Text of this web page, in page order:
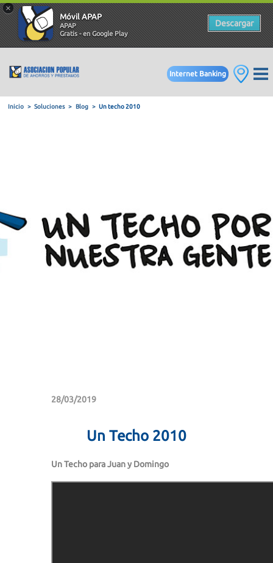
×
Móvil APAP
APAP
Gratis - en Google Play
Descargar
Internet Banking
28/03/2019
Un Techo 2010
Un Techo para Juan y Domingo